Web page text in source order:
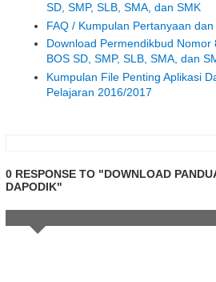
SD, SMP, SLB, SMA, dan SMK
FAQ / Kumpulan Pertanyaan
Download Permendikbud
BOS SD, SMP, SLB, SMA, dan
Kumpulan File Penting Aplikasi
Pelajaran 2016/2017
0 RESPONSE TO "DOWNLOAD
DAPODIK"